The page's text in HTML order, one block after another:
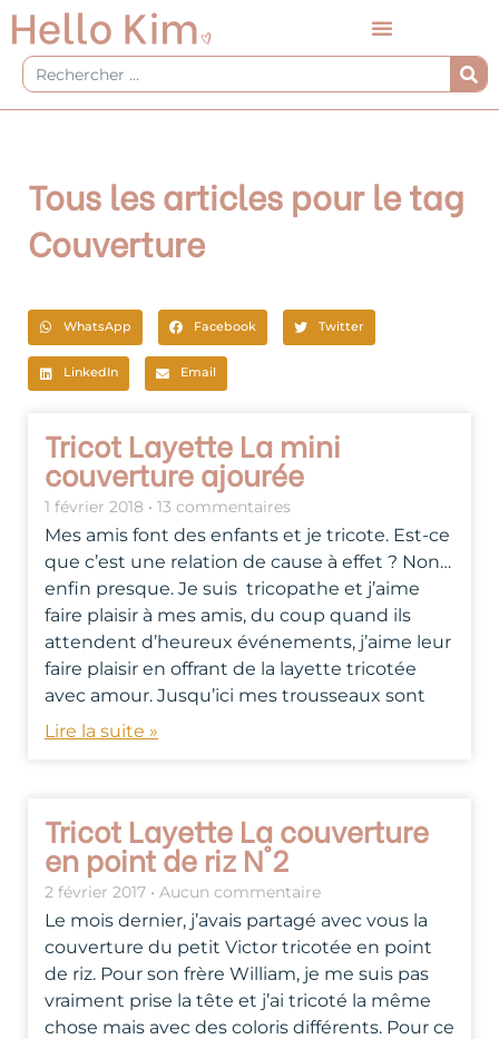
Aller
au
contenu
Rechercher
Tous les articles pour le tag
Couverture
WhatsApp Facebook Twitter
LinkedIn Email
Tricot Layette La mini
couverture ajourée
1 février 2018 13 commentaires
Mes amis font des enfants et je tricote. Est-ce
que c’est une relation de cause à effet ? Non…
enfin presque. Je suis tricopathe et j’aime
faire plaisir à mes amis, du coup quand ils
attendent d’heureux événements, j’aime leur
faire plaisir en offrant de la layette tricotée
avec amour. Jusqu’ici mes trousseaux sont
Lire la suite »
Tricot Layette La couverture
en point de riz N°2
2 février 2017 Aucun commentaire
Le mois dernier, j’avais partagé avec vous la
couverture du petit Victor tricotée en point
de riz. Pour son frère William, je me suis pas
vraiment prise la tête et j’ai tricoté la même
chose mais avec des coloris différents. Pour ce